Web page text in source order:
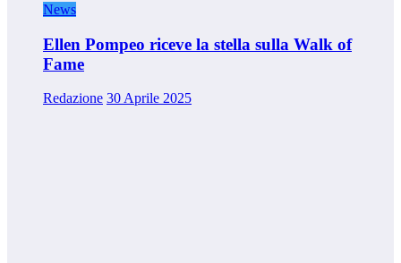
News
Ellen Pompeo riceve la stella sulla Walk of
Fame
Redazione 30 Aprile 2025